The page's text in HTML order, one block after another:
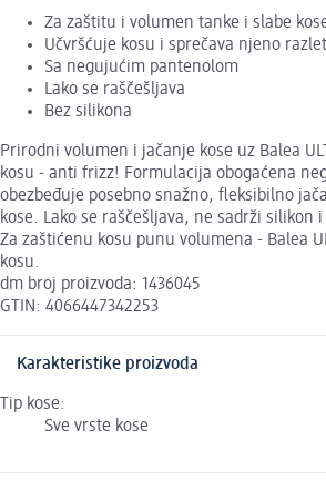
Za zaštitu i volumen tanke i slabe
Učvršćuje kosu i sprečava njeno
Sa negujućim pantenolom
Lako se raščešljava
Bez silikona
Prirodni volumen i jačanje kose uz Balea
kosu - anti frizz! Formulacija obogaćena
obezbeđuje posebno snažno, fleksibilno
kose. Lako se raščešljava, ne sadrži silikon
Za zaštićenu kosu punu volumena - Balea
kosu.
dm broj proizvoda: 1436045
GTIN: 4066447342253
Karakteristike proizvoda
Tip kose:
Sve vrste kose